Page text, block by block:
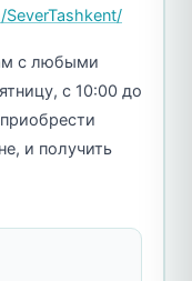
с любыми
с 10:00 до
и получить